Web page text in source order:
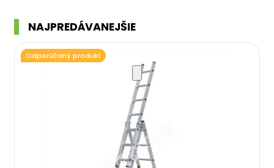
NAJPREDÁVANEJŠIE
Odporúčaný produkt